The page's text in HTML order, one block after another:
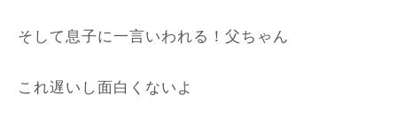
そして息子に一言いわれる！父ちゃん
これ遅いし面白くないよ